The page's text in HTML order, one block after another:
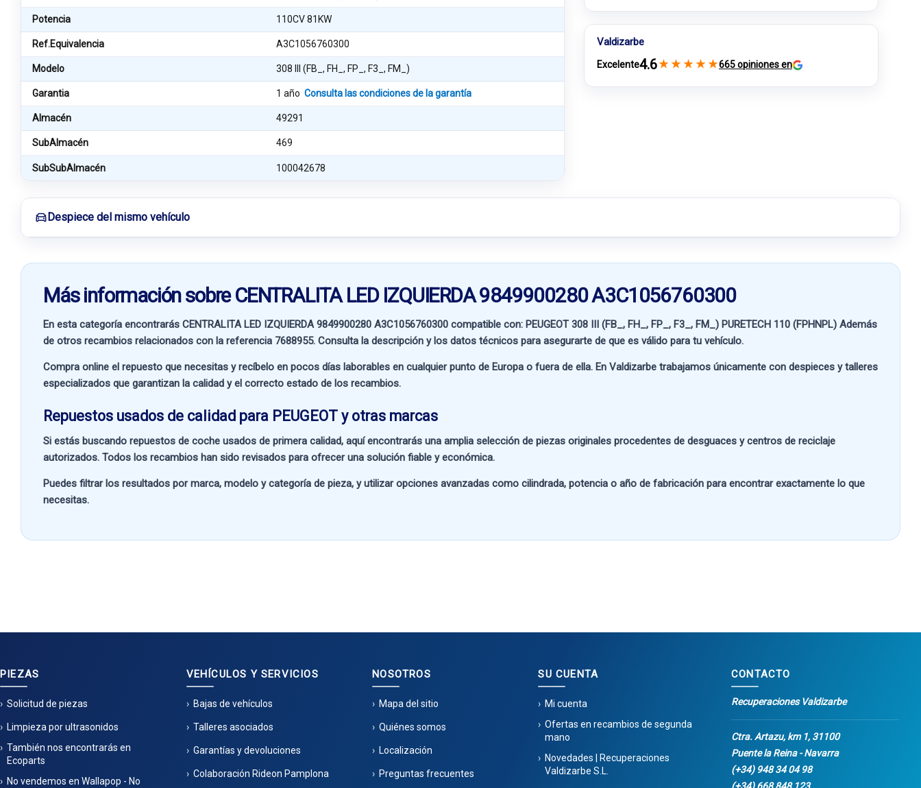
Potencia 110CV 81KW
Ref.Equivalencia A3C1056760300
Modelo 308 III (FB_, FH_, FP_, F3_, FM_)
Garantia 1 añoConsulta las condiciones de la garantía
Almacén 49291
SubAlmacén 469
SubSubAlmacén 100042678
Valdizarbe
Excelente4.6★ ★ ★ ★ ★665 opiniones en
Despiece del mismo vehículo
Más información sobre CENTRALITA LED IZQUIERDA 9849900280 A3C1056760300
En esta categoría encontrarás CENTRALITA LED IZQUIERDA 9849900280 A3C1056760300 compatible con: PEUGEOT 308 III (FB_, FH_, FP_, F3_, FM_) PURETECH 110 (FPHNPL) Además
de otros recambios relacionados con la referencia 7688955. Consulta la descripción y los datos técnicos para asegurarte de que es válido para tu vehículo.
Compra online el repuesto que necesitas y recíbelo en pocos días laborables en cualquier punto de Europa o fuera de ella. En Valdizarbe trabajamos únicamente con despieces y talleres
especializados que garantizan la calidad y el correcto estado de los recambios.
Repuestos usados de calidad para PEUGEOT y otras marcas
Si estás buscando repuestos de coche usados de primera calidad, aquí encontrarás una amplia selección de piezas originales procedentes de desguaces y centros de reciclaje
autorizados. Todos los recambios han sido revisados para ofrecer una solución fiable y económica.
Puedes filtrar los resultados pormarca, modelo y categoría de pieza, y utilizar opciones avanzadas como cilindrada, potencia o año de fabricación para encontrar exactamente lo que
necesitas.
PIEZAS
Solicitud de piezas
Limpieza por ultrasonidos
También nos encontrarás en
Ecoparts
No vendemos en Wallapop - No
VEHÍCULOS Y SERVICIOS
Bajas de vehículos
Talleres asociados
Garantías y devoluciones
Colaboración Rideon Pamplona
NOSOTROS
Mapa del sitio
Quiénes somos
Localización
Preguntas frecuentes
SU CUENTA
Mi cuenta
Ofertas en recambios de segunda
mano
Novedades | Recuperaciones
Valdizarbe S.L.
CONTACTO
Recuperaciones Valdizarbe
Ctra. Artazu, km 1, 31100
Puente la Reina - Navarra
(+34) 948 34 04 98